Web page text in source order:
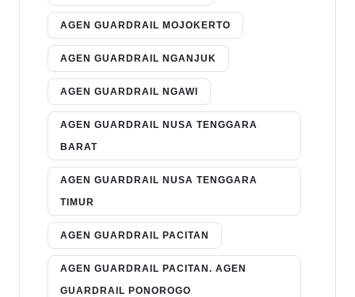
AGEN GUARDRAIL MOJOKERTO
AGEN GUARDRAIL NGANJUK
AGEN GUARDRAIL NGAWI
AGEN GUARDRAIL NUSA TENGGARA
BARAT
AGEN GUARDRAIL NUSA TENGGARA
TIMUR
AGEN GUARDRAIL PACITAN
AGEN GUARDRAIL PACITAN. AGEN
GUARDRAIL PONOROGO